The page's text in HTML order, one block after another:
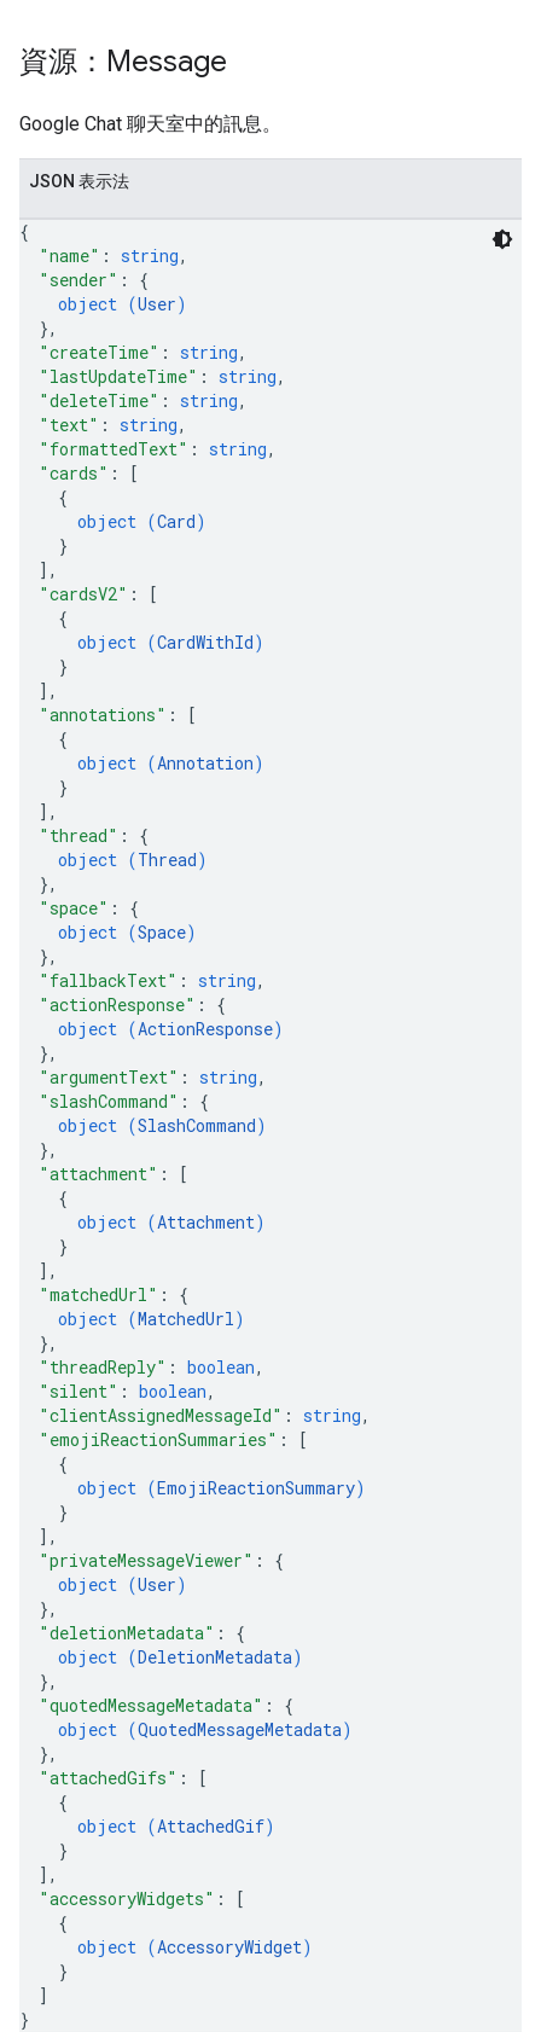
資源：Message
Google Chat 聊天室中的訊息。
JSON 表示法
{
"name" : string,
"sender" : {
object (User)
},
"createTime" : string,
"lastUpdateTime" : string,
"deleteTime" : string,
"text" : string,
"formattedText" : string,
"cards" :
[
{
object (Card)
}
] ,
"cardsV2" :
[
{
object (CardWithId)
}
] ,
"annotations" :
[
{
object (Annotation)
}
] ,
"thread" : {
object (Thread)
},
"space" : {
object (Space)
},
"fallbackText" : string,
"actionResponse" : {
object (ActionResponse)
},
"argumentText" : string,
"slashCommand" : {
object (SlashCommand)
},
"attachment" :
[
{
object (Attachment)
}
] ,
"matchedUrl" : {
object (MatchedUrl)
},
"threadReply" : boolean,
"silent" : boolean,
"clientAssignedMessageId" : string,
"emojiReactionSummaries" :
[
{
object (EmojiReactionSummary)
}
] ,
"privateMessageViewer" : {
object (User)
},
"deletionMetadata" : {
object (DeletionMetadata)
},
"quotedMessageMetadata" : {
object (QuotedMessageMetadata)
},
"attachedGifs" :
[
{
object (AttachedGif)
}
] ,
"accessoryWidgets" :
[
{
object (AccessoryWidget)
}
]
}